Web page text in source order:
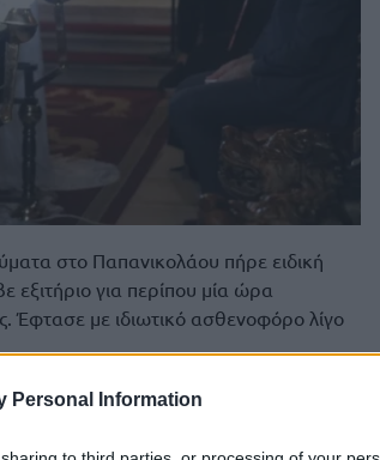
Personal Information
στο Παπανικολάου πήρε ειδική
εξιτήριο για περίπου μία ώρα
Έφτασε με ιδιωτικό ασθενοφόρο λίγο